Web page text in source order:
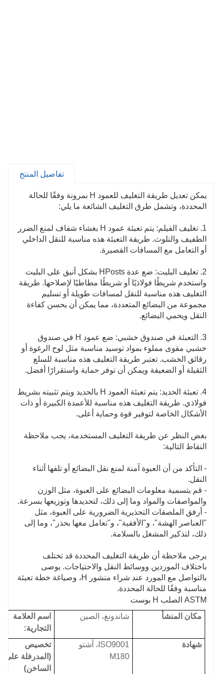
تفاصيل المنتج
يمكن تعديل طريقة التغليف للعمود H بمرونة وفقًا للحالة
المحددة، وتشمل طرق التغليف الشائعة ما يلي:
1. تغليف الفيلم: يتم تعبئة عمود H بغشاء شفاف لمنع الضرر
الطفيف والتلوث. طريقة التعبئة هذه مناسبة للنقل الداخلي
أو التعامل مع المسافات القصيرة.
2. تغليف البليت: ضع عدة HPosts بشكل أنيق على البليت
واستخدم شريطًا فولاذيًا أو شريطًا مطاطيًا لإصلاحها. طريقة
التغليف هذه مناسبة للنقل لمسافات طويلة أو تسليم
مجموعة من البضائع المتعددة، مما يمكن أن يحسن كفاءة
النقل ويحمي البضائع.
3. التعبئة في صندوق خشبي: ضع عمود H في صندوق
خشبي مقوى مملوء بمواد توسيد مناسبة مثل لوح الرغوة أو
رقائق الخشب. تعتبر طريقة التغليف هذه مناسبة للسلع
الثقيلة أو الضعيفة ويمكن أن توفر حماية واستقرارًا أفضل.
4. تعبئة الحديد: يتم تعبئة العمود H بالحديد ويتم تثبيته بشريط
فولاذي. طريقة التغليف هذه مناسبة للأعمدة الكبيرة أو ذات
الأشكال الخاصة لتوفير قوة وحماية أعلى.
بغض النظر عن طريقة التغليف المستخدمة، يجب ملاحظة
النقاط التالية:
- التأكد من أن العبوة آمنة لمنع نقل البضائع أو تلفها أثناء
النقل.
- قم بتسمية معلومات البضائع على العبوة، مثل الوزن
والمواصفات والمواد وما إلى ذلك، لتحديدها وتوزيعها بسرعة.
- أرفق الملصقات التحذيرية الضرورية على العبوة، مثل
"العناصر الهشة"، و"الأفقية"، و"تعامل معها بحذر"، وما إلى
ذلك، لتذكير المشغل بالسلامة.
يرجى ملاحظة أن طريقة التغليف المحددة قد تختلف
باختلاف الموردين ووسائط النقل والاحتياجات. يوصى
بالتواصل مع المورد عند شراء منشور H، وصياغة خطة تعبئة
مناسبة وفقًا للحالة المحددة.
ASTM الصلب H بوست
مكان المنشأ
شاندونغ، الصين
اسم العلامة
التجارية:
شهادة
ISO9001، آشتو
M180
تخصيص
(المدرفلة على
الساخن)